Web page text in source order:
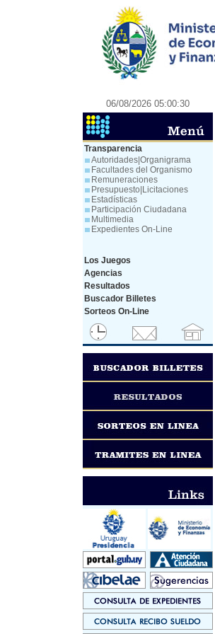
06/08/2026 05:00:30
Transparencia
Autoridades|Organigrama
Facultades del Organismo
Remuneraciones
Presupuesto|Licitaciones
Estadísticas
Participación Ciudadana
Multimedia
Expedientes On-Line
Los Juegos
Agencias
Resultados
Buscador Billetes
Sorteos On-Line